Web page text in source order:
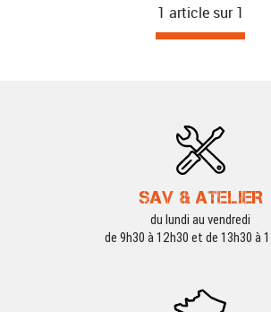
1 article sur 1
SAV & ATELIER
du lundi au vendredi
de 9h30 à 12h30 et de 13h30 à